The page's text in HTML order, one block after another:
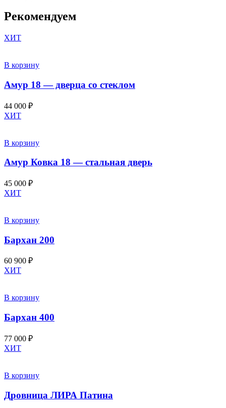
Рекомендуем
ХИТ
В корзину
Амур 18 — дверца со стеклом
44 000 ₽
ХИТ
В корзину
Амур Ковка 18 — стальная дверь
45 000 ₽
ХИТ
В корзину
Бархан 200
60 900 ₽
ХИТ
В корзину
Бархан 400
77 000 ₽
ХИТ
В корзину
Дровница ЛИРА Патина